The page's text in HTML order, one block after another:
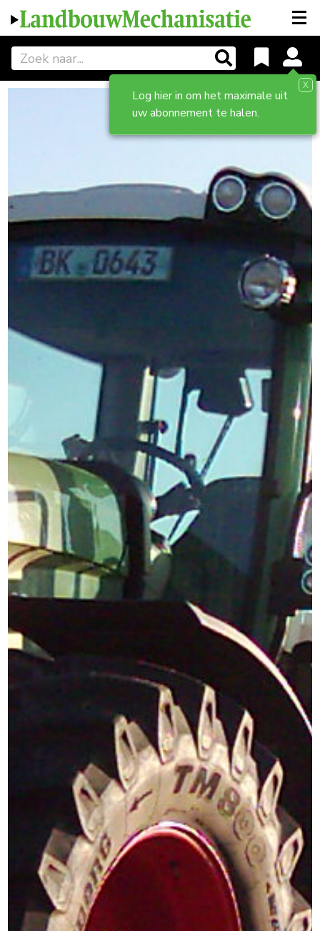
Log hier in om het maximale uit
uw abonnement te halen.
X